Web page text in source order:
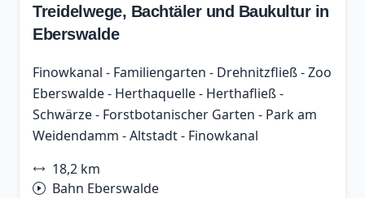
Treidelwege, Bachtäler und Baukultur in
Eberswalde
Finowkanal - Familiengarten - Drehnitzfließ - Zoo
Eberswalde - Herthaquelle - Herthafließ -
Schwärze - Forstbotanischer Garten - Park am
Weidendamm - Altstadt - Finowkanal
18,2 km
Bahn Eberswalde